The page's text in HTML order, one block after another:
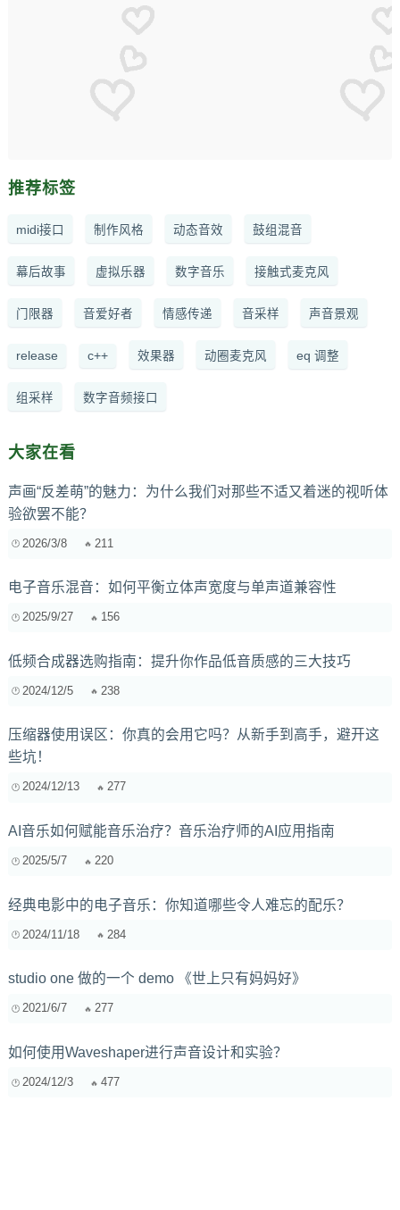
推荐标签
midi接口 制作风格 动态音效 鼓组混音
幕后故事 虚拟乐器 数字音乐 接触式麦克风
门限器 音爱好者 情感传递 音采样 声音景观
release c++ 效果器 动圈麦克风 eq 调整
组采样 数字音频接口
大家在看
声画“反差萌”的魅力：为什么我们对那些不适又着迷的视听体
验欲罢不能？
2026/3/8 211
电子音乐混音：如何平衡立体声宽度与单声道兼容性
2025/9/27 156
低频合成器选购指南：提升你作品低音质感的三大技巧
2024/12/5 238
压缩器使用误区：你真的会用它吗？从新手到高手，避开这
些坑！
2024/12/13 277
AI音乐如何赋能音乐治疗？音乐治疗师的AI应用指南
2025/5/7 220
经典电影中的电子音乐：你知道哪些令人难忘的配乐？
2024/11/18 284
studio one 做的一个 demo 《世上只有妈妈好》
2021/6/7 277
如何使用Waveshaper进行声音设计和实验？
2024/12/3 477